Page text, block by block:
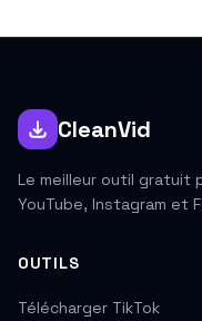
CleanVid
Le meilleur outil gratuit
YouTube, Instagram et
OUTILS
Télécharger TikTok